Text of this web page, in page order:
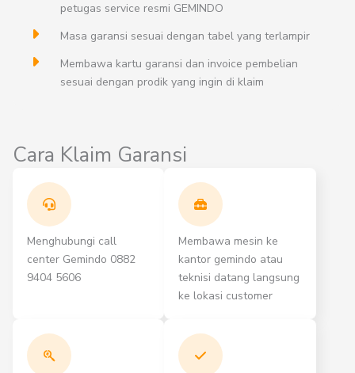
petugas service resmi GEMINDO
Masa garansi sesuai dengan tabel yang terlampir
Membawa kartu garansi dan invoice pembelian
sesuai dengan prodik yang ingin di klaim
Cara Klaim Garansi
Menghubungi call
center Gemindo 0882
9404 5606
Membawa mesin ke
kantor gemindo atau
teknisi datang langsung
ke lokasi customer